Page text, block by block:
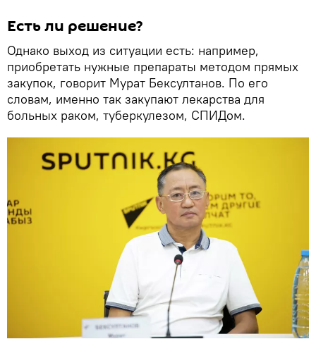
Есть ли решение?
Однако выход из ситуации есть: например,
приобретать нужные препараты методом прямых
закупок, говорит Мурат Бексултанов. По его
словам, именно так закупают лекарства для
больных раком, туберкулезом, СПИДом.